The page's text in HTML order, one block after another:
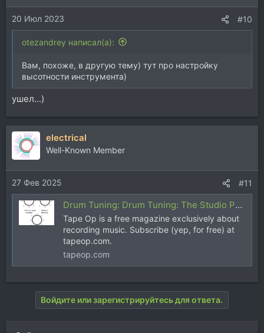
20 Июл 2023 #10
otezandrey написал(а):
Вам, похоже, в другую тему) тут про настройку
высотности инструмента)
ушел...)
electrical
Well-Known Member
27 Фев 2025 #11
Drum Tuning: Drum Tuning: The Studio Perspective
Tape Op is a free magazine exclusively about
recording music. Subscribe (yep, for free) at
tapeop.com.
tapeop.com
Войдите или зарегистрируйтесь для ответа.